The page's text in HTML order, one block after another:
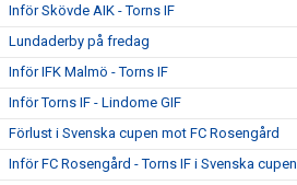
Inför Skövde AIK - Torns IF
Lundaderby på fredag
Inför IFK Malmö - Torns IF
Inför Torns IF - Lindome GIF
Förlust i Svenska cupen mot FC Rosengård
Inför FC Rosengård - Torns IF i Svenska cupen